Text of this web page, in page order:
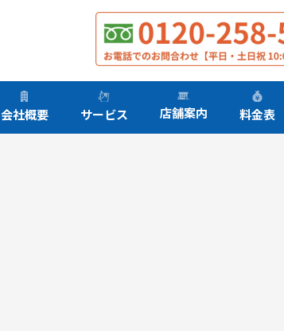
会社概要 サービス 店舗案内 料金表